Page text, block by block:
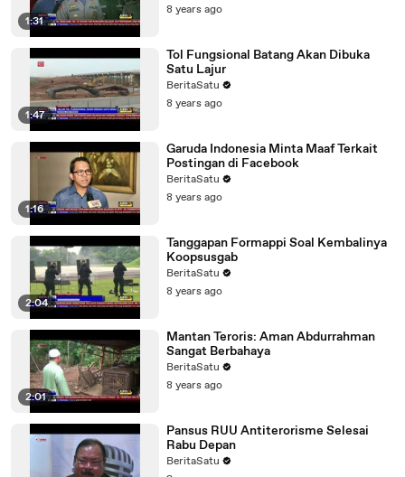
1:31
8 years ago
1:47
Tol Fungsional Batang Akan Dibuka
Satu Lajur
BeritaSatu
8 years ago
1:16
Garuda Indonesia Minta Maaf Terkait
Postingan di Facebook
BeritaSatu
8 years ago
2:04
Tanggapan Formappi Soal Kembalinya
Koopsusgab
BeritaSatu
8 years ago
2:01
Mantan Teroris: Aman Abdurrahman
Sangat Berbahaya
BeritaSatu
8 years ago
Pansus RUU Antiterorisme Selesai
Rabu Depan
BeritaSatu